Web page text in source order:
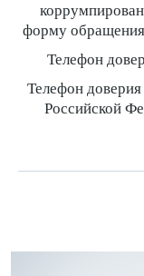
форму
Телефон
Телефон
Российской